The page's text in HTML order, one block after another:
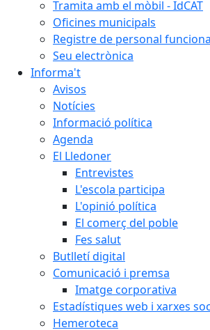
Tramita amb el mòbil - IdCAT
Oficines municipals
Registre de personal
Seu electrònica
Informa't
Avisos
Notícies
Informació política
Agenda
El Lledoner
Entrevistes
L'escola participa
L'opinió política
El comerç del poble
Fes salut
Butlletí digital
Comunicació i premsa
Imatge corporativa
Estadístiques web i xarxes
Hemeroteca